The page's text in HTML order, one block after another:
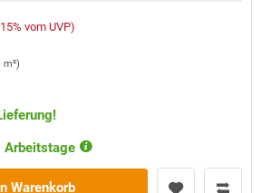
vom UVP)
m²)
Arbeitstage
Warenkorb